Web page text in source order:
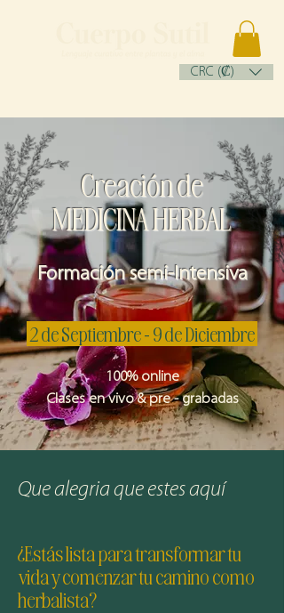
CRC (₡)
Creación de
MEDICINA HERBAL
Formación semi-Intensiva
2 de Septiembre - 9 de Diciembre
100% online
Clases en vivo & pre - grabadas
Que alegria que estes aquí
¿Estás lista para transformar tu
vida y comenzar tu camino como
herbalista?